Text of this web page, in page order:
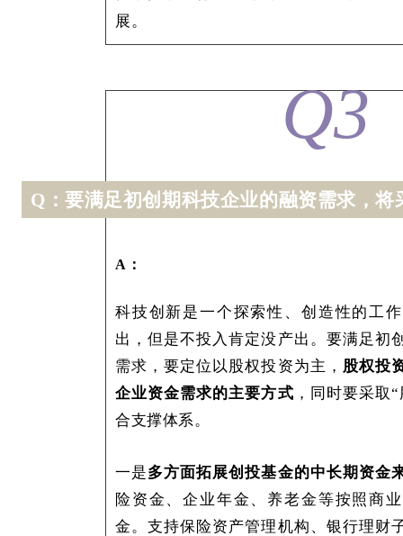
展。
Q3
Q：要满足初创期科技企业的融资需求 ，将
A：
科技创新是一个探索性、创造性的工
出，但是不投入肯定没产出。要满足初
需求，要定位以股权投资为主， 股权投
企业资金需求的主要方式 ，同时要采取
合支撑体系。
一是多方面拓展创投基金的中长期资金
险资金、企业年金、养老金等按照商
金。支持保险资产管理机构、银行理财